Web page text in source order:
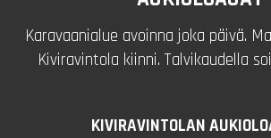
Karavaanialue avoinna joka päivä.
Kiviravintola kiinni. Talvikaudella
KIVIRAVINTOLAN